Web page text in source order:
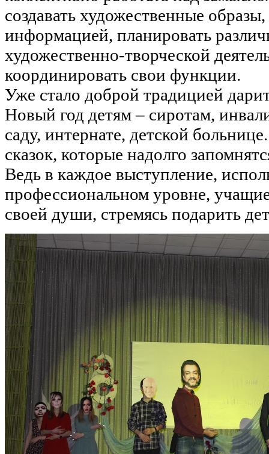
создавать художественные
информацией, планировать
художественно-творческой
координировать свои функции.
Уже стало доброй традицией
Новый год детям – сиротам,
саду, интернате, детской
сказок, которые надолго
Ведь в каждое выступление,
профессиональном уровне,
своей души, стремясь подарить